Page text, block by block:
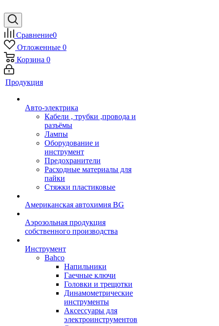
Сравнение0
Отложенные 0
Корзина 0
Продукция
Авто-электрика
Кабели , трубки ,провода и
разъёмы
Лампы
Оборудование и
инструмент
Предохранители
Расходные материалы для
пайки
Стяжки пластиковые
Американская автохимия BG
Аэрозольная продукция
собственного производства
Инструмент
Bahco
Напильники
Гаечные ключи
Головки и трещотки
Динамометрические
инструменты
Аксессуары для
электроинструментов